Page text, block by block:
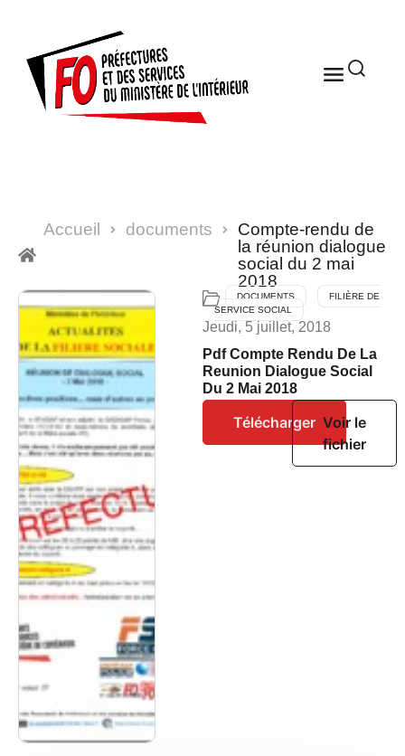
Accueil documents
Compte-rendu de
la réunion dialogue
social du 2 mai
2018
DOCUMENTS
FILIÈRE DE
SERVICE SOCIAL
Jeudi, 5 juillet, 2018
Pdf Compte Rendu De La
Reunion Dialogue Social
Du 2 Mai 2018
Télécharger Voir le
fichier